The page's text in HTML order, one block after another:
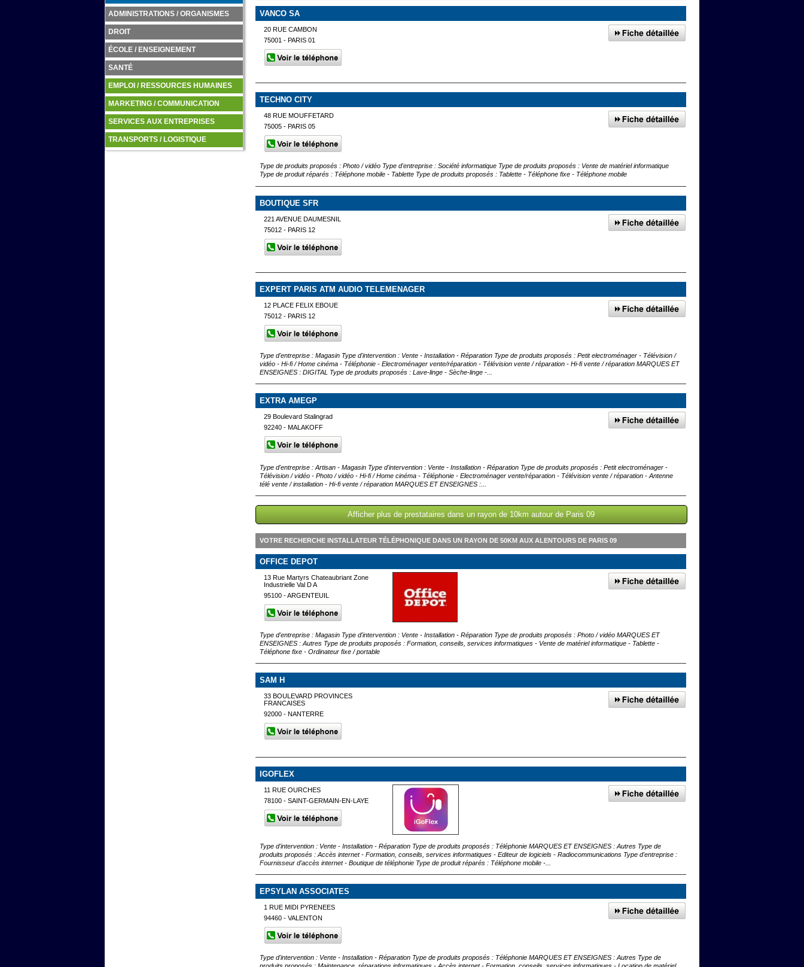
ADMINISTRATIONS / ORGANISMES
DROIT
ÉCOLE / ENSEIGNEMENT
SANTÉ
EMPLOI / RESSOURCES HUMAINES
MARKETING / COMMUNICATION
SERVICES AUX ENTREPRISES
TRANSPORTS / LOGISTIQUE
VANCO SA
20 RUE CAMBON
75001 - PARIS 01
TECHNO CITY
48 RUE MOUFFETARD
75005 - PARIS 05
Type de produits proposés : Photo / vidéo Type d'entreprise : Société informatique Type de produits proposés : Vente de matériel informatique
Type de produit réparés : Téléphone mobile - Tablette Type de produits proposés : Tablette - Téléphone fixe - Téléphone mobile
BOUTIQUE SFR
221 AVENUE DAUMESNIL
75012 - PARIS 12
EXPERT PARIS ATM AUDIO TELEMENAGER
12 PLACE FELIX EBOUE
75012 - PARIS 12
Type d'entreprise : Magasin Type d'intervention : Vente - Installation - Réparation Type de produits proposés : Petit electroménager - Télévision /
vidéo - Hi-fi / Home cinéma - Téléphonie - Electroménager vente/réparation - Télévision vente / réparation - Hi-fi vente / réparation MARQUES ET
ENSEIGNES : DIGITAL Type de produits proposés : Lave-linge - Sèche-linge -...
EXTRA AMEGP
29 Boulevard Stalingrad
92240 - MALAKOFF
Type d'entreprise : Artisan - Magasin Type d'intervention : Vente - Installation - Réparation Type de produits proposés : Petit electroménager -
Télévision / vidéo - Photo / vidéo - Hi-fi / Home cinéma - Téléphonie - Electroménager vente/réparation - Télévision vente / réparation - Antenne
télé vente / installation - Hi-fi vente / réparation MARQUES ET ENSEIGNES :...
Afficher plus de prestataires dans un rayon de 10km autour de Paris 09
VOTRE RECHERCHE INSTALLATEUR TÉLÉPHONIQUE DANS UN RAYON DE 50KM AUX ALENTOURS DE PARIS 09
OFFICE DEPOT
13 Rue Martyrs Chateaubriant Zone
Industrielle Val D A
95100 - ARGENTEUIL
Type d'entreprise : Magasin Type d'intervention : Vente - Installation - Réparation Type de produits proposés : Photo / vidéo MARQUES ET
ENSEIGNES : Autres Type de produits proposés : Formation, conseils, services informatiques - Vente de matériel informatique - Tablette -
Téléphone fixe - Ordinateur fixe / portable
SAM H
33 BOULEVARD PROVINCES
FRANCAISES
92000 - NANTERRE
IGOFLEX
11 RUE OURCHES
78100 - SAINT-GERMAIN-EN-LAYE
Type d'intervention : Vente - Installation - Réparation Type de produits proposés : Téléphonie MARQUES ET ENSEIGNES : Autres Type de
produits proposés : Accès internet - Formation, conseils, services informatiques - Editeur de logiciels - Radiocommunications Type d'entreprise :
Fournisseur d'accès internet - Boutique de téléphonie Type de produit réparés : Téléphone mobile -...
EPSYLAN ASSOCIATES
1 RUE MIDI PYRENEES
94460 - VALENTON
Type d'intervention : Vente - Installation - Réparation Type de produits proposés : Téléphonie MARQUES ET ENSEIGNES : Autres Type de